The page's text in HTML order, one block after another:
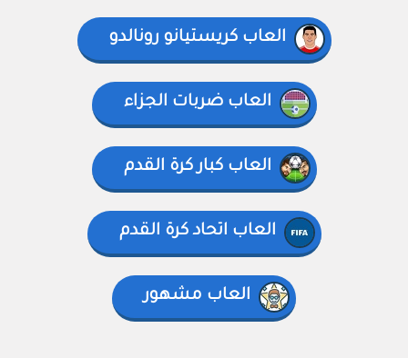
العاب كريستيانو رونالدو
العاب ضربات الجزاء
العاب كبار كرة القدم
العاب اتحاد كرة القدم
العاب مشهور